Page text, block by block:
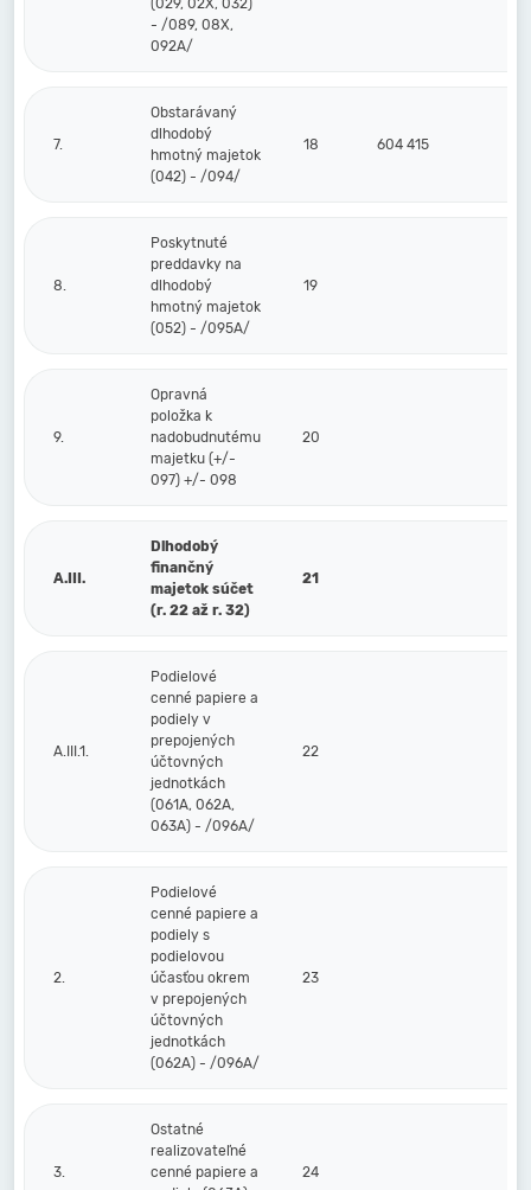
(029, 02X, 032)
- /089, 08X,
092A/
7.
Obstarávaný
dlhodobý
hmotný majetok
(042) - /094/
18 604 415
8.
Poskytnuté
preddavky na
dlhodobý
hmotný majetok
(052) - /095A/
19
9.
Opravná
položka k
nadobudnutému
majetku (+/-
097) +/- 098
20
A.III.
Dlhodobý
finančný
majetok súčet
(r. 22 až r. 32)
21
A.III.1.
Podielové
cenné papiere a
podiely v
prepojených
účtovných
jednotkách
(061A, 062A,
063A) - /096A/
22
2.
Podielové
cenné papiere a
podiely s
podielovou
účasťou okrem
v prepojených
účtovných
jednotkách
(062A) - /096A/
23
3.
Ostatné
realizovateľné
cenné papiere a
24